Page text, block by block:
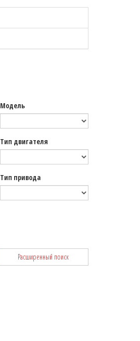
Модель
Тип двигателя
Тип привода
Расширенный поиск